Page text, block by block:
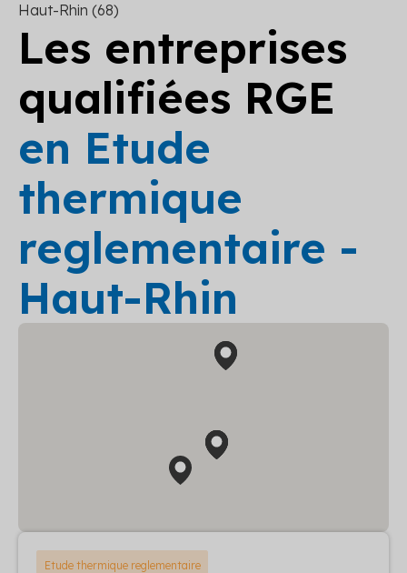
Haut-Rhin (68)
Les entreprises
qualifiées RGE
en Etude
thermique
reglementaire -
Haut-Rhin
Etude thermique reglementaire